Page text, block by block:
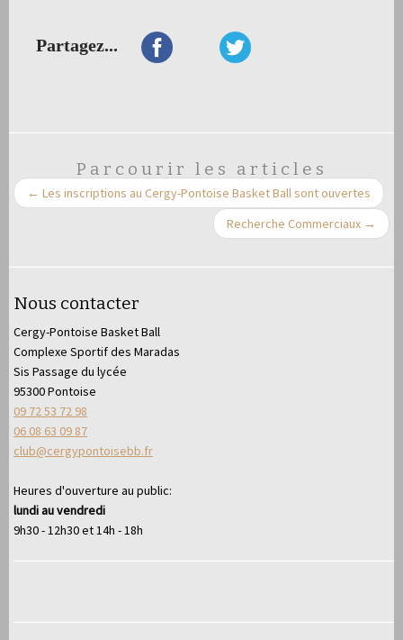
Partagez...
Parcourir les articles
← Les inscriptions au Cergy-Pontoise Basket Ball sont ouvertes
Recherche Commerciaux →
Nous contacter
Cergy-Pontoise Basket Ball
Complexe Sportif des Maradas
Sis Passage du lycée
95300 Pontoise
09 72 53 72 98
06 08 63 09 87
club@cergypontoisebb.fr
Heures d'ouverture au public:
lundi au vendredi
9h30 - 12h30 et 14h - 18h